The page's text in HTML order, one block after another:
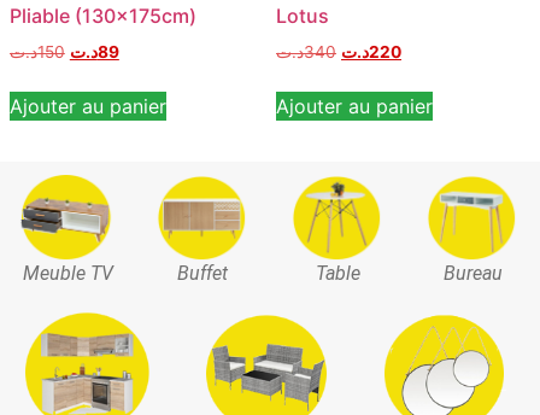
Pliable (130x175cm)
150د.ت 89د.ت
Ajouter au panier
Lotus
340د.ت 220د.ت
Ajouter au panier
Meuble TV Buffet Table Bureau